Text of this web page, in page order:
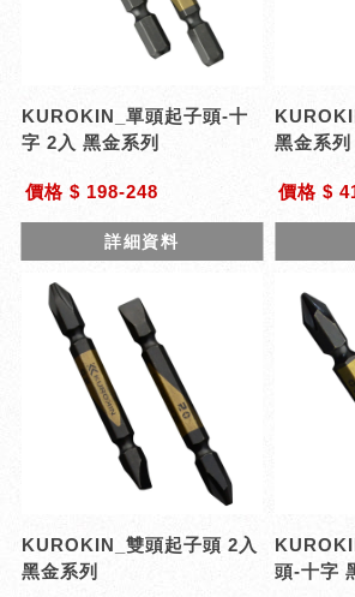
KUROKIN_單頭起子頭-十
字 2入 黑金系列
價格 $ 198-248
詳細資料
黑金系列
價格 $
KUROKIN_雙頭起子頭 2入
黑金系列
頭-十字